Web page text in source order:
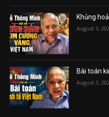
Khủng
August 5,
Bài toán
August 3,